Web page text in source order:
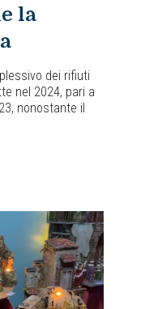
la
dei rifiuti
nel 2024, pari a
nonostante il